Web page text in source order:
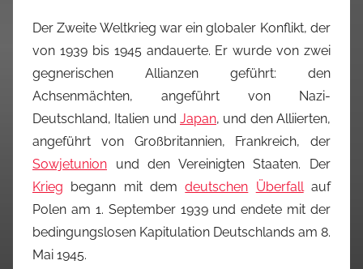
Der Zweite Weltkrieg war ein globaler Konflikt, der
von 1939 bis 1945 andauerte. Er wurde von zwei
gegnerischen Allianzen geführt: den
Achsenmächten, angeführt von Nazi-
Deutschland, Italien und Japan, und den Alliierten,
angeführt von Großbritannien, Frankreich, der
Sowjetunion und den Vereinigten Staaten. Der
Krieg begann mit demdeutschen Überfallauf
Polen am 1. September 1939 und endete mit der
bedingungslosen Kapitulation Deutschlands am 8.
Mai 1945.